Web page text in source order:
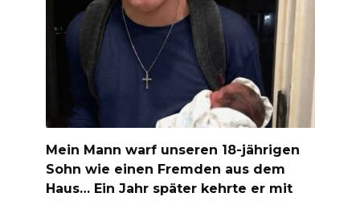
Mein Mann warf unseren 18-jährigen
Sohn wie einen Fremden aus dem
Haus… Ein Jahr später kehrte er mit